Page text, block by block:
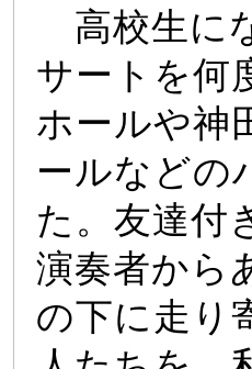
高校生に
サー トを何
ホールや神
ールなどの
た。友達付
演奏者から
の下に走り